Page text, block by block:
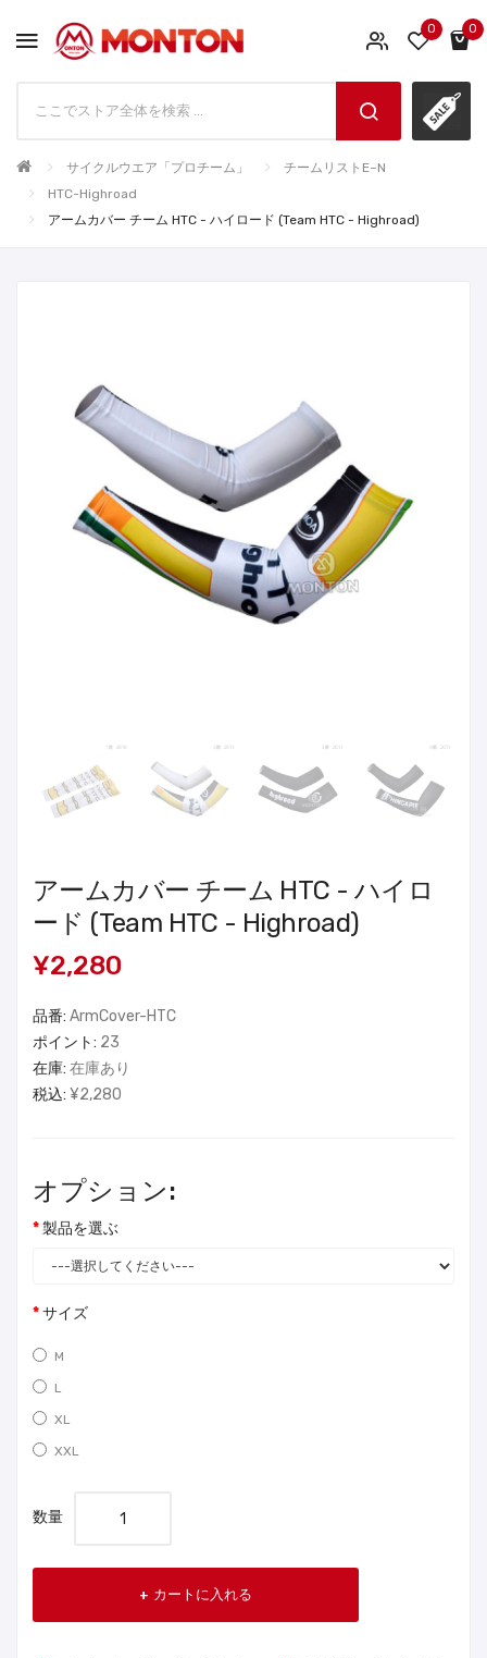
0 0
サイクルウエア「プロチーム」
チームリストE~N
HTC-Highroad
アームカバー チーム HTC - ハイロード (Team HTC - Highroad)
アームカバー チーム HTC - ハイロ
ード (Team HTC - Highroad)
¥2,280
品番: ArmCover-HTC
ポイント: 23
在庫: 在庫あり
税込: ¥2,280
オプション:
製品を選ぶ
サイズ
M
L
XL
XXL
数量
カートに入れる